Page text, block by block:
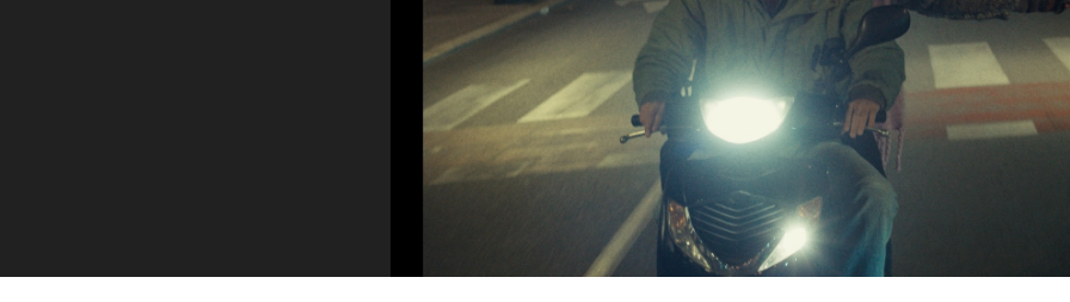
Amministrazione trasparente
Sostenibilità ambientale
Servizi generali
Sala Casting
LOCATION GUIDE
FILM DATABASE
BOOK DATABASE
CASTING
Locarno
Mostra
Toronto
Festa
Torino